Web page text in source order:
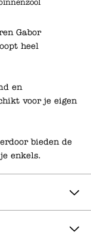
Gabor
heel
en
voor je eigen
bieden de
enkels.